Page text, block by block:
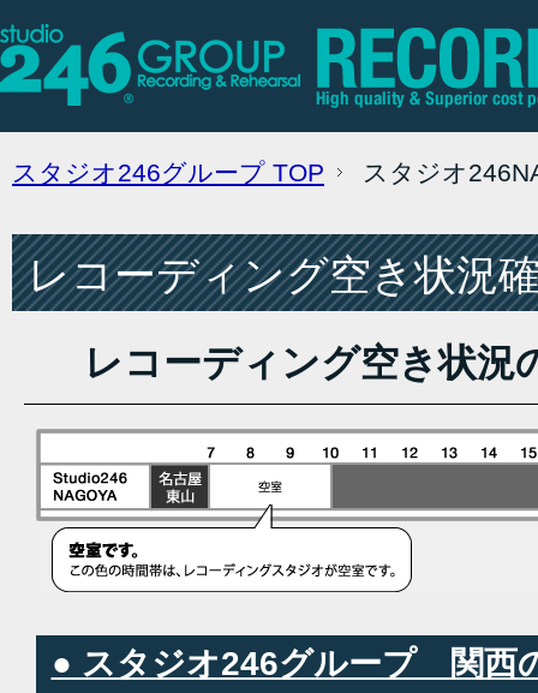
スタジオ246グループ TOP スタジオ
レコーディング空き状況
レコーディング空き状況
● スタジオ246グループ 関西